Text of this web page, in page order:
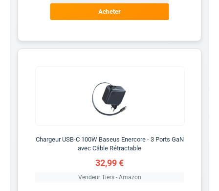
Acheter
Chargeur USB-C 100W Baseus Enercore - 3 Ports GaN
avec Câble Rétractable
32,99 €
Vendeur Tiers - Amazon